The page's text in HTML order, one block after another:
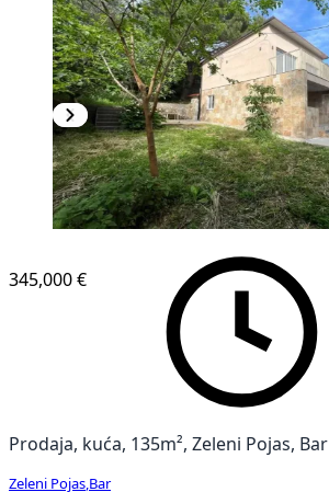
345,000 €
Prodaja, kuća, 135m², Zeleni Pojas, Bar
Zeleni Pojas Bar